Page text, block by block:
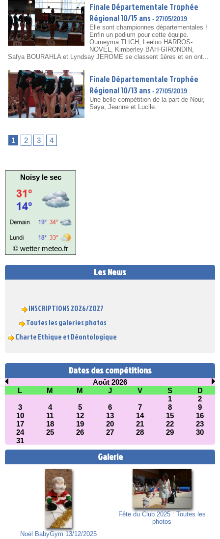
Finale Départementale Trophée
Régional 10/15 ans - 27/05/2019
Elle sont championnes départementales !
Enfin un podium pour cette équipe.
Oumeyma TLICH, Leeloo HARROS-
NOVEL, Kimberley BAH-GIRONDIN,
Safya BOURAHLA et Lyndsay JEROME se classent 1ères et en ont...
Finale Départementale Trophée
Régional 10/13 ans - 27/05/2019
Une belle compétition de la part de Nour,
Saya, Jeanne et Lucile.
1 2 3 4
Noisy le sec
© wetter meteo.fr
Les News
INSCRIPTIONS 2026/2027
Toutes les galeries photos
Charte Ethique et Déontologique
Dates des compétitions
Août 2026
L
M M J V S
D
1
2
3
4 5 6 7 8
9
10
11 12 13 14 15
16
17
18 19 20 21 22
23
24
25 26 27 28 29
30
31
Galerie
Noël BabyGym 13/12/2025
Fête du Club 2025 : Toutes les
photos